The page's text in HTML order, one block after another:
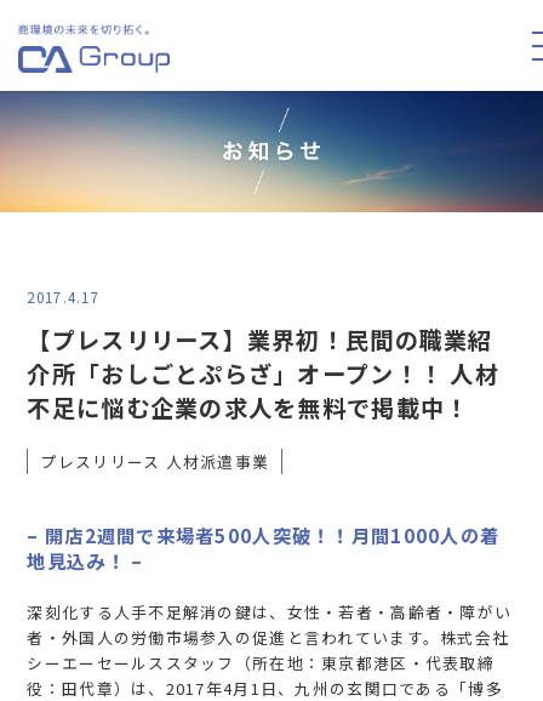
2017.4.17
【プレスリリース】業界初！民間の職業紹
介所「おしごとぷらざ」オープン！！ 人材
不足に悩む企業の求人を無料で掲載中！
プレスリリース 人材派遣事業
– 開店2週間で来場者500人突破！！月間1000人の着
地見込み！ –
深刻化する人手不足解消の鍵は、女性・若者・高齢者・障がい
者・外国人の労働市場参入の促進と言われています。株式会社
シーエーセールススタッフ（所在地：東京都港区・代表取締
役：田代章）は、2017年4月1日、九州の玄関口である「博多